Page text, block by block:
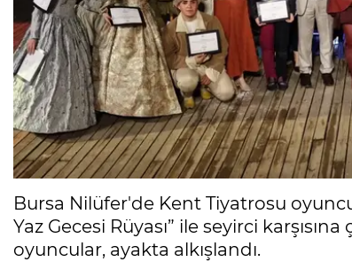
Bursa Nilüfer'de Kent Tiyatrosu
Yaz Gecesi Rüyası” ile seyirci
oyuncular, ayakta alkışlandı.